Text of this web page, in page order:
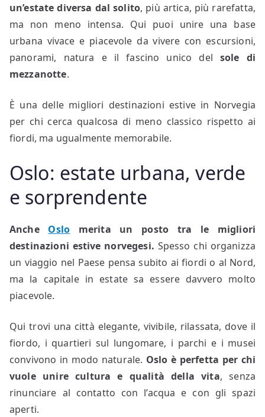
un’estate diversa dal solito, più artica, più rarefatta,
ma non meno intensa. Qui puoi unire una base
urbana vivace e piacevole da vivere con escursioni,
panorami, natura e il fascino unico del sole di
mezzanotte.
È una delle migliori destinazioni estive in Norvegia
per chi cerca qualcosa di meno classico rispetto ai
fiordi, ma ugualmente memorabile.
Oslo: estate urbana, verde
e sorprendente
Anche Oslo merita un posto tra le migliori
destinazioni estive norvegesi. Spesso chi organizza
un viaggio nel Paese pensa subito ai fiordi o al Nord,
ma la capitale in estate sa essere davvero molto
piacevole.
Qui trovi una città elegante, vivibile, rilassata, dove il
fiordo, i quartieri sul lungomare, i parchi e i musei
convivono in modo naturale. Oslo è perfetta per chi
vuole unire cultura e qualità della vita, senza
rinunciare al contatto con l’acqua e con gli spazi
aperti.